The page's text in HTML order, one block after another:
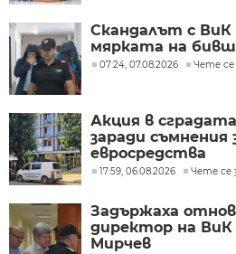
Скандалът с ВиК
мярката на
07:24, 07.08.2026 Чете се
Акция в
заради съмнения
евросредства
17:59, 06.08.2026 Чете се
Задържаха
директор на ВиК
Мирчев